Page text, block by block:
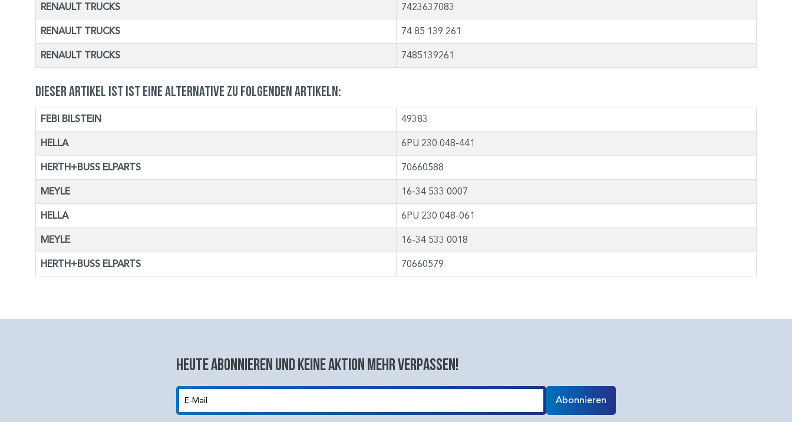
RENAULT TRUCKS 7423637083
RENAULT TRUCKS 74 85 139 261
RENAULT TRUCKS 7485139261
Dieser Artikel ist ist eine Alternative zu folgenden Artikeln:
FEBI BILSTEIN 49383
HELLA 6PU 230 048-441
HERTH+BUSS ELPARTS 70660588
MEYLE 16-34 533 0007
HELLA 6PU 230 048-061
MEYLE 16-34 533 0018
HERTH+BUSS ELPARTS 70660579
Heute abonnieren und keine aktion mehr verpassen!
Abonnieren